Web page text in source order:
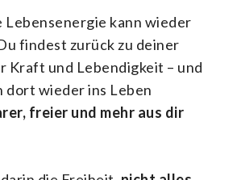
Lebensenergie kann wieder
findest zurück zu deiner
Kraft und Lebendigkeit – und
dort wieder ins Leben
freier und mehr aus dir